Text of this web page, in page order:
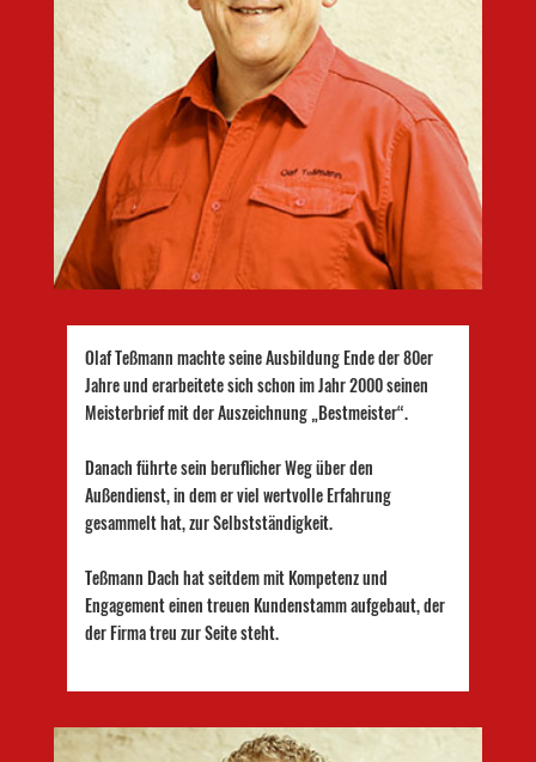
Olaf Teßmann machte seine Ausbildung Ende der 80er
Jahre und erarbeitete sich schon im Jahr 2000 seinen
Meisterbrief mit der Auszeichnung „Bestmeister“.
Danach führte sein beruflicher Weg über den
Außendienst, in dem er viel wertvolle Erfahrung
gesammelt hat, zur Selbstständigkeit.
Teßmann Dach hat seitdem mit Kompetenz und
Engagement einen treuen Kundenstamm aufgebaut, der
der Firma treu zur Seite steht.